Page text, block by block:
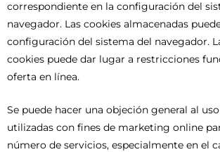
correspondiente en la configuración del
navegador. Las cookies almacenadas
configuración del sistema del navegador.
cookies puede dar lugar a restricciones
oferta en línea.
Se puede hacer una objeción general al
utilizadas con fines de marketing online
número de servicios, especialmente en el